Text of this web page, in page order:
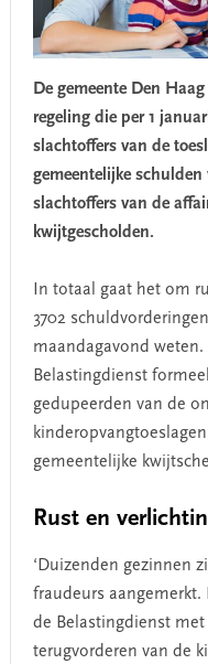
De gemeente Den
regeling die per 1
slachtoffers van de
gemeentelijke schulden
slachtoffers van de
kwijtgescholden.
In totaal gaat het om
3702
maandagavond
Belastingdienst
gedupeerden van de
gemeentelijke
Rust en
‘Duizenden gezinnen
fraudeurs
de Belastingdienst
terugvorderen van de